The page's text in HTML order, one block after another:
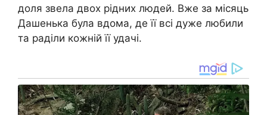
доля звела двох рідних людей. Вже за місяць
Дашенька була вдома, де її всі дуже любили
та раділи кожній її удачі.